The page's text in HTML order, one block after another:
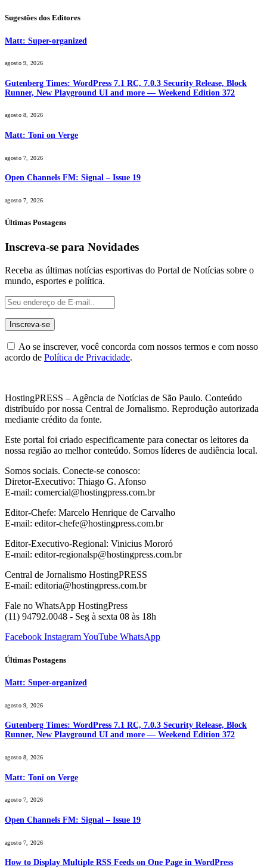
Sugestões dos Editores
Matt: Super-organized
agosto 9, 2026
Gutenberg Times: WordPress 7.1 RC, 7.0.3 Security Release, Block
Runner, New Playground UI and more — Weekend Edition 372
agosto 8, 2026
Matt: Toni on Verge
agosto 7, 2026
Open Channels FM: Signal – Issue 19
agosto 7, 2026
Últimas Postagens
Inscreva-se para Novidades
Receba as últimas notícias esportivas do Portal de Notícias sobre o
mundo, esportes e política.
Ao se inscrever, você concorda com nossos termos e com nosso
acordo de Política de Privacidade.
HostingPRESS – Agência de Notícias de São Paulo. Conteúdo
distribuído por nossa Central de Jornalismo. Reprodução autorizada
mediante crédito da fonte.
Este portal foi criado especificamente para conectar os leitores da
nossa região ao melhor conteúdo. Somos líderes de audiência local.
Somos sociais. Conecte-se conosco:
Diretor-Executivo: Thiago G. Afonso
E-mail: comercial@hostingpress.com.br
Editor-Chefe: Marcelo Henrique de Carvalho
E-mail: editor-chefe@hostingpress.com.br
Editor-Executivo-Regional: Vinicius Mororó
E-mail: editor-regionalsp@hostingpress.com.br
Central de Jornalismo HostingPRESS
E-mail: editoria@hostingpress.com.br
Fale no WhatsApp HostingPress
(11) 94792.0048 - Seg à sexta 08 às 18h
Facebook InstagramYouTube WhatsApp
Últimas Postagens
Matt: Super-organized
agosto 9, 2026
Gutenberg Times: WordPress 7.1 RC, 7.0.3 Security Release, Block
Runner, New Playground UI and more — Weekend Edition 372
agosto 8, 2026
Matt: Toni on Verge
agosto 7, 2026
Open Channels FM: Signal – Issue 19
agosto 7, 2026
How to Display Multiple RSS Feeds on One Page in WordPress